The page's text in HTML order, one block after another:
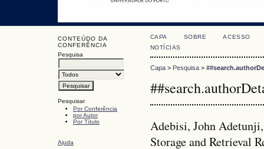
CONTEÚDO DA
CONFERÊNCIA
Pesquisa
Pesquisar
Por Conferência
por Autor
Por Título
Ajuda
CAPA SOBRE
ACESSO
NOTÍCIAS
Capa> Pesquisa>
Adebisi, John
Storage and Retrieval